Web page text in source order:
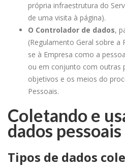
própria infraestrutura do
de uma visita à página).
O Controlador de dados,
(Regulamento Geral sobre
se à Empresa como a
ou em conjunto com outras
objetivos e os meios do
Pessoais.
Coletando e
dados pessoais
Tipos de dados